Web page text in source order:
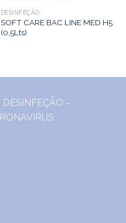
DESINFEÇÃO
SOFT CARE BAC LINE MED H5
(0,5Lts)